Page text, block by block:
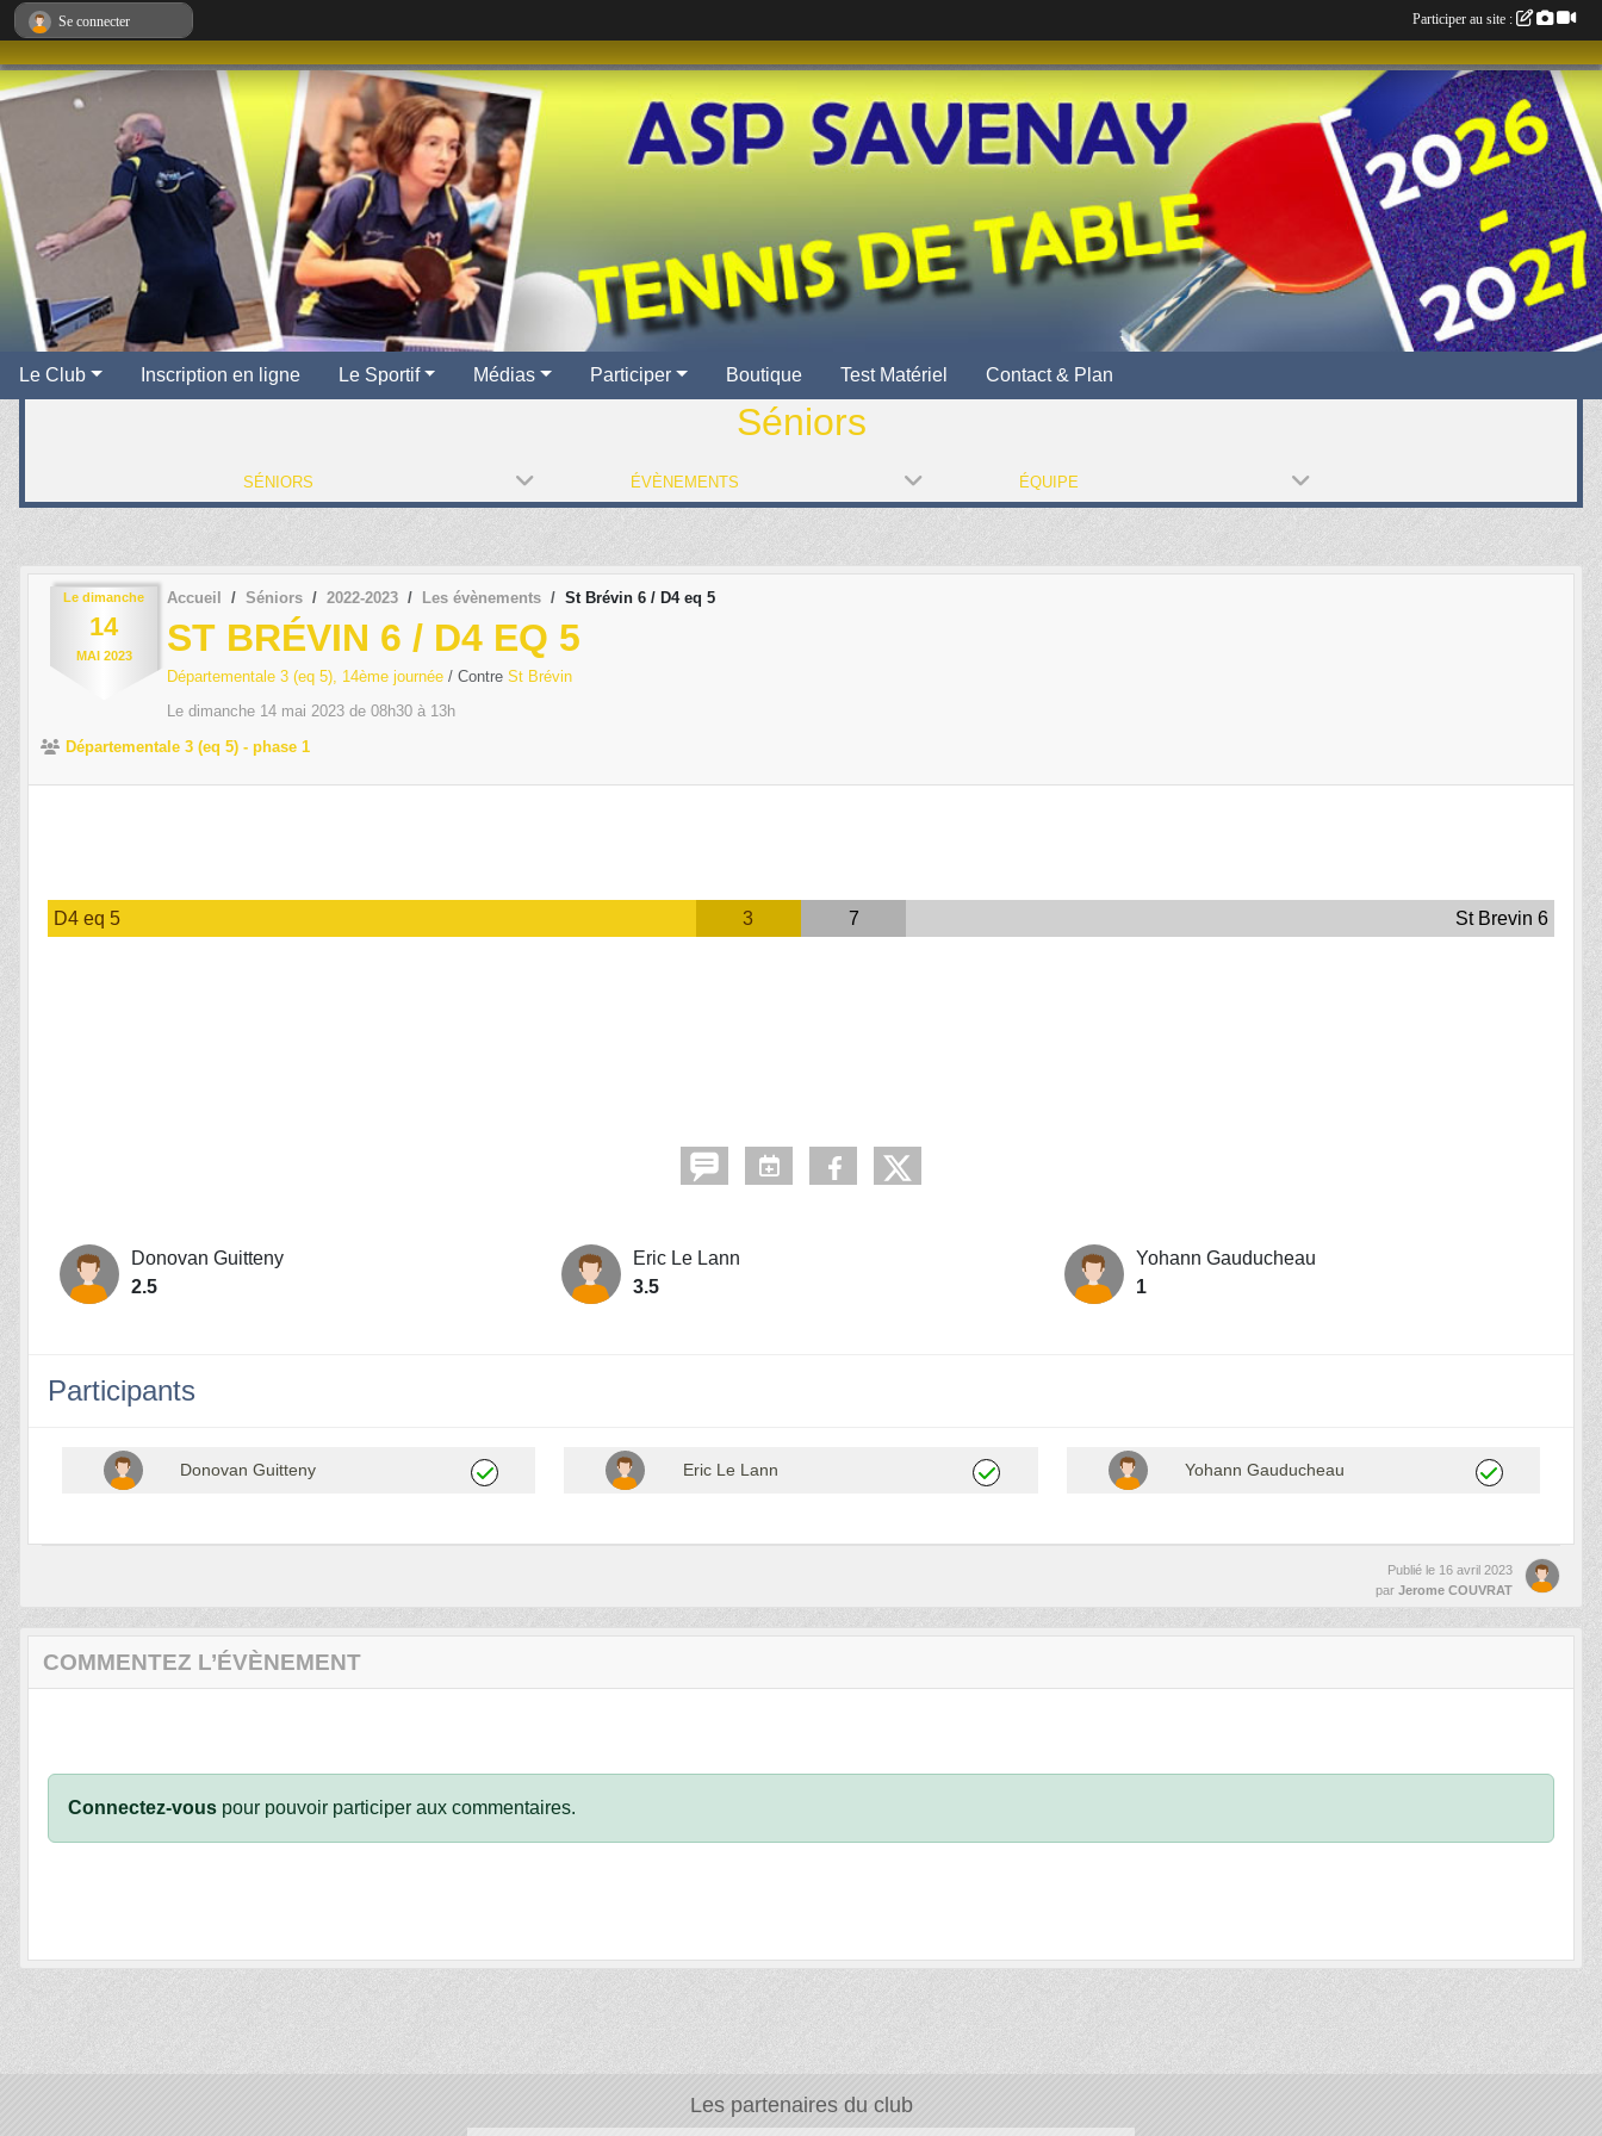
Le Club Inscription en ligne Le Sportif Médias Participer Boutique Test Matériel Contact & Plan
Séniors
SÉNIORS ÉVÈNEMENTS ÉQUIPE
Le dimanche
14
MAI 2023
Accueil Séniors 2022-2023 Les évènements St Brévin 6 / D4 eq 5
ST BRÉVIN 6 / D4 EQ 5
Départementale 3 (eq 5), 14ème journée / Contre St Brévin
Le dimanche 14 mai 2023 de 08h30 à 13h
Départementale 3 (eq 5) - phase 1
D4 eq 5 3 7 St Brevin 6
Donovan Guitteny
2.5
Eric Le Lann
3.5
Yohann Gauducheau
1
Participants
Donovan Guitteny Eric Le Lann Yohann Gauducheau
Publié le 16 avril 2023
par Jerome COUVRAT
COMMENTEZ L’ÉVÈNEMENT
Connectez-vous pour pouvoir participer aux commentaires.
Les partenaires du club
Se connecter Participer au site :
Panneau de gestion des cookies